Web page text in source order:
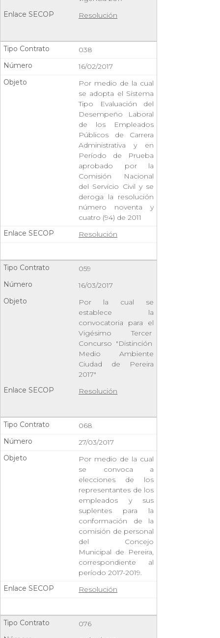
Resolución
038
16/02/2017
Por medio de la cual
se adopta el Sistema
Tipo Evaluación del
Desempeño Laboral
de los Empleados
Públicos de Carrera
Administrativa y en
Período de Prueba
aprobado por la
Comisión Nacional
del Servicio Civil y se
deroga la resolución
número noventa y
cuatro (94) de 2011
Resolución
059
16/03/2017
Por la cual se
establece la
convocatoria para el
Vigésimo Tercer
Concurso "Distinción
Medio Ambiente
Ciudad de Pereira
2017"
Resolución
068
27/03/2017
Por medio de la cual
se convoca a
elecciones de los
representantes de los
empleados y sus
suplentes para la
conformación de la
comisión de personal
del Concejo
Municipal de Pereira,
correspondiente al
período 2017-2019.
Resolución
076